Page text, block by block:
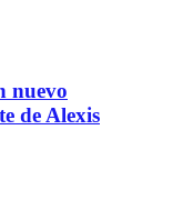
nuevo
de Alexis